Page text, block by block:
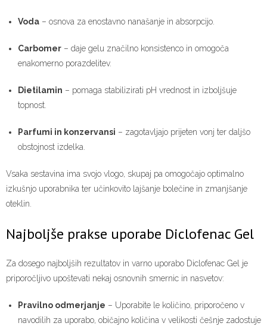
Voda – osnova za enostavno nanašanje in absorpcijo.
Carbomer – daje gelu značilno konsistenco in omogoča
enakomerno porazdelitev.
Dietilamin – pomaga stabilizirati pH vrednost in izboljšuje
topnost.
Parfumi in konzervansi – zagotavljajo prijeten vonj ter daljšo
obstojnost izdelka.
Vsaka sestavina ima svojo vlogo, skupaj pa omogočajo optimalno
izkušnjo uporabnika ter učinkovito lajšanje bolečine in zmanjšanje
oteklin.
Najboljše prakse uporabe Diclofenac Gel
Za dosego najboljših rezultatov in varno uporabo Diclofenac Gel je
priporočljivo upoštevati nekaj osnovnih smernic in nasvetov:
Pravilno odmerjanje – Uporabite le količino, priporočeno v
navodilih za uporabo, običajno količina v velikosti češnje zadostuje